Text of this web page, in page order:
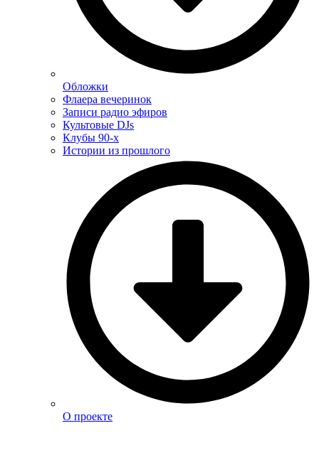
Обложки
Флаера вечеринок
Записи радио эфиров
Культовые DJs
Клубы 90-х
Истории из прошлого
О проекте